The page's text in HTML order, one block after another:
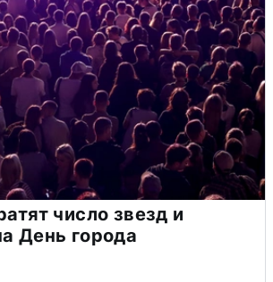
число звезд и
День города